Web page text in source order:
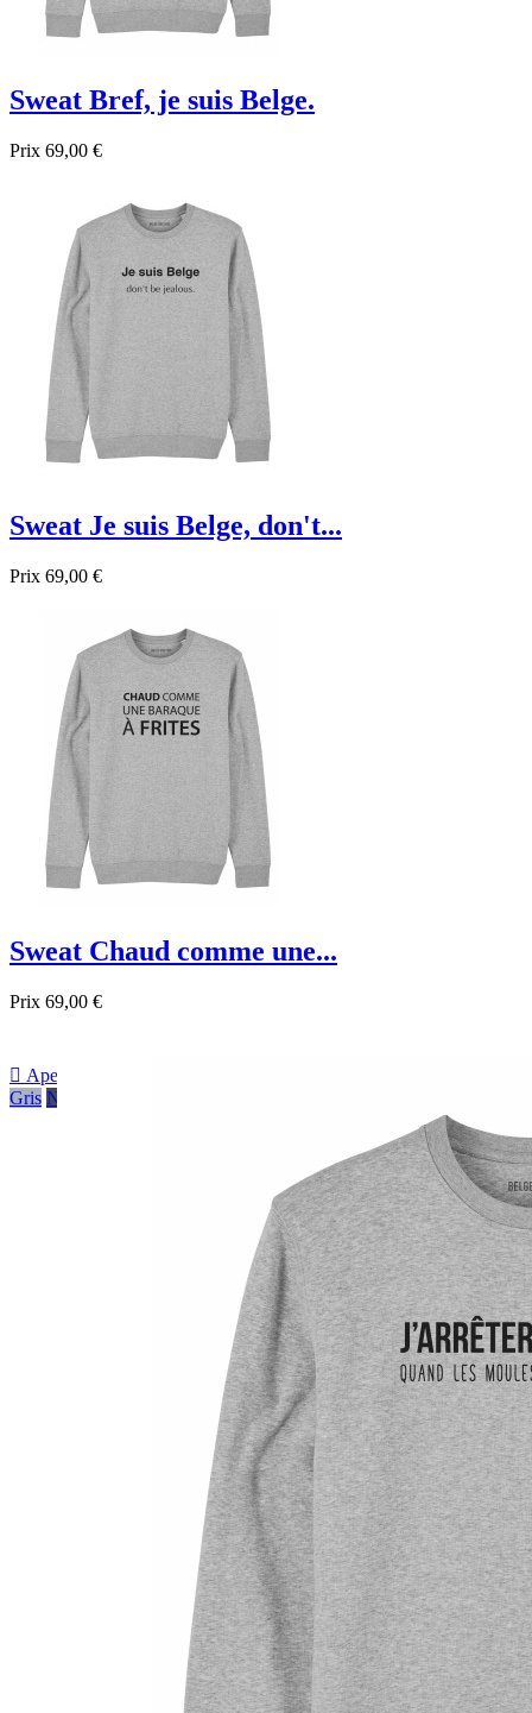
Sweat Bref, je suis Belge.
Prix 69,00 €
Aperçu rapide
Noir
Sweat Je suis Belge, don't...
Prix 69,00 €
Aperçu rapide
Noir
Sweat Chaud comme une...
Prix 69,00 €
 Aperçu rapide
Gris Noir